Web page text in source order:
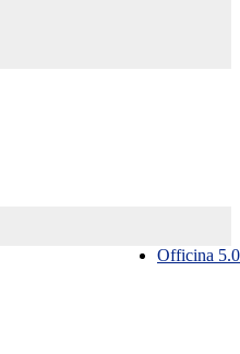
Officina 5.0